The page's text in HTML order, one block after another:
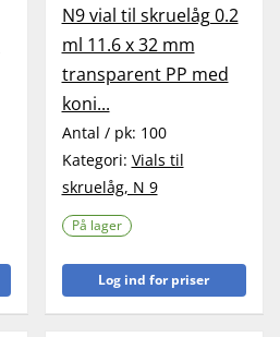
N9 vial til skruelåg 0.2
ml 11.6 x 32 mm
transparent PP med
koni...
Antal / pk: 100
Kategori: Vials til
skruelåg, N 9
På lager
Log ind for priser